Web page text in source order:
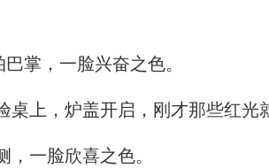
掌，一脸兴奋之色。
上，炉盖开启，刚才那些红光
一脸欣喜之色。